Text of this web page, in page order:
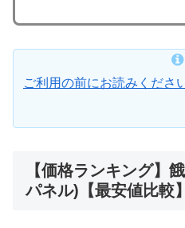
ご利用の前にお読みくださ
【価格ランキング】
パネル)【最安値比較】